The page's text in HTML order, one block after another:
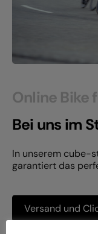
Online Bike
Bei uns im
In unserem cube-
garantiert das
Versand und